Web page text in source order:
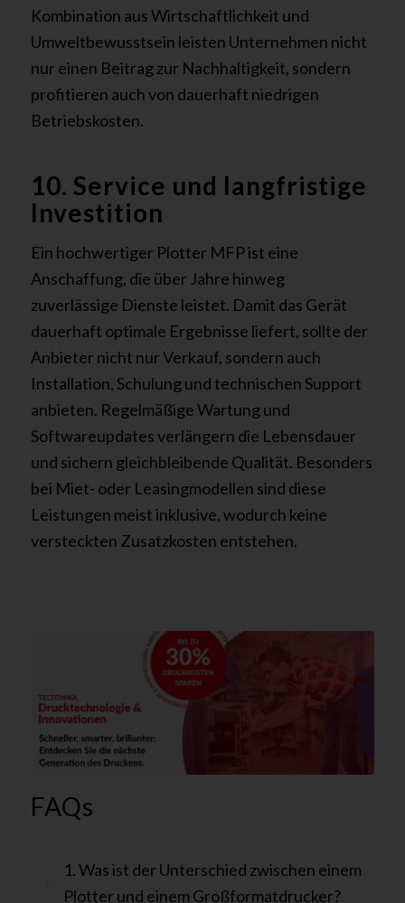
Kombination aus Wirtschaftlichkeit und
Umweltbewusstsein leisten Unternehmen nicht
nur einen Beitrag zur Nachhaltigkeit, sondern
profitieren auch von dauerhaft niedrigen
Betriebskosten.
10. Service und langfristige
Investition
Ein hochwertiger Plotter MFP ist eine
Anschaffung, die über Jahre hinweg
zuverlässige Dienste leistet. Damit das Gerät
dauerhaft optimale Ergebnisse liefert, sollte der
Anbieter nicht nur Verkauf, sondern auch
Installation, Schulung und technischen Support
anbieten. Regelmäßige Wartung und
Softwareupdates verlängern die Lebensdauer
und sichern gleichbleibende Qualität. Besonders
bei Miet- oder Leasingmodellen sind diese
Leistungen meist inklusive, wodurch keine
versteckten Zusatzkosten entstehen.
FAQs
1. Was ist der Unterschied zwischen einem
Plotter und einem Großformatdrucker?